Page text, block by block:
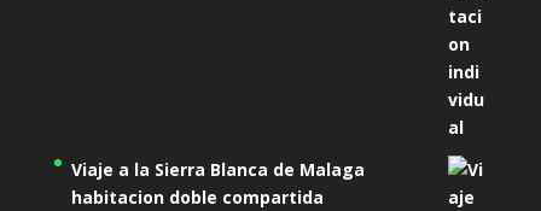
Viaje a la Sierra Blanca de Malaga
habitacion doble compartida